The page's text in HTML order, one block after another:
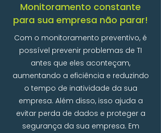
Monitoramento constante
para sua empresa não parar!
Com o monitoramento preventivo, é
possível prevenir problemas de TI
antes que eles aconteçam,
aumentando a eficiência e reduzindo
o tempo de inatividade da sua
empresa. Além disso, isso ajuda a
evitar perda de dados e proteger a
segurança da sua empresa. Em